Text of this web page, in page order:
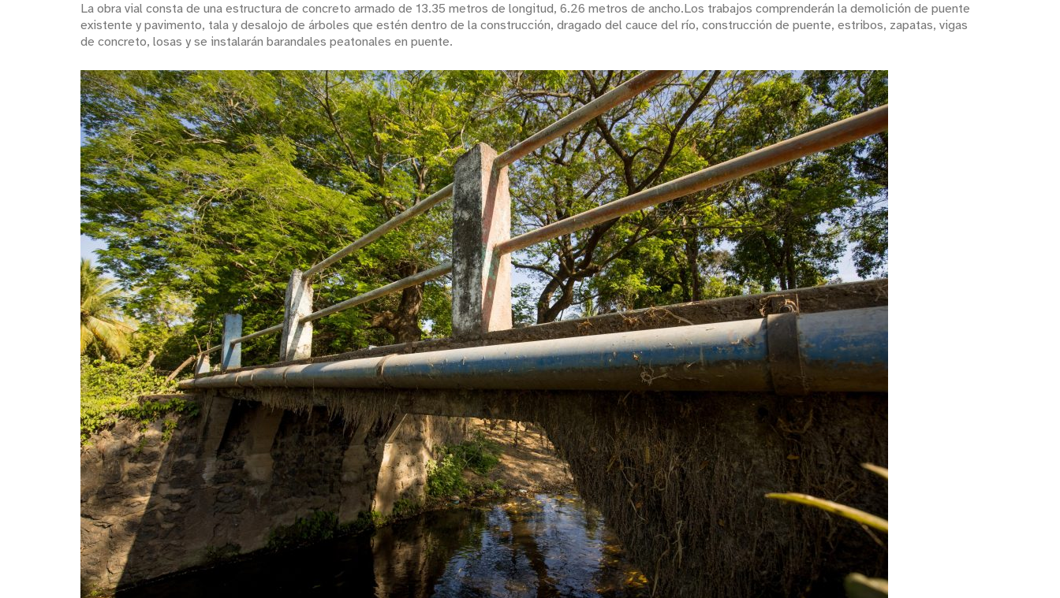
La obra vial consta de una estructura de concreto armado de 13.35 metros de longitud, 6.26 metros de ancho.Los trabajos comprenderán la demolición de puente
existente y pavimento, tala y desalojo de árboles que estén dentro de la construcción, dragado del cauce del río, construcción de puente, estribos, zapatas, vigas
de concreto, losas y se instalarán barandales peatonales en puente.